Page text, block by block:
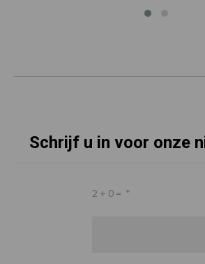
Schrijf u in voor onze
2 + 0 = *